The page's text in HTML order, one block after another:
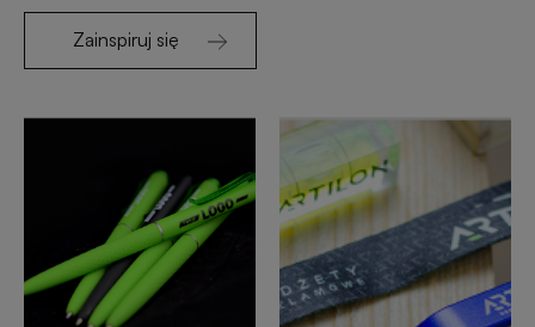
Zainspiruj się